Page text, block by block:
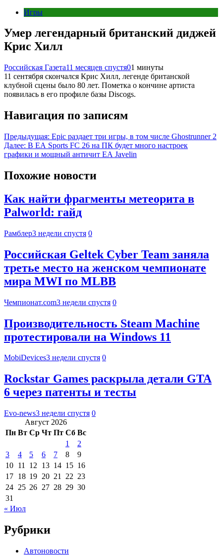
Игры
Умер легендарный британский диджей
Крис Хилл
Российская Газета11 месяцев спустя01 минуты
11 сентября скончался Крис Хилл, легенде британской
клубной сцены было 80 лет. Пометка о кончине артиста
появилась в его профиле базы Discogs.
Навигация по записям
Предыдущая: Epic раздает три игры, в том числе Ghostrunner 2
Далее: В EA Sports FC 26 на ПК будет много настроек
графики и мощный античит EA Javelin
Похожие новости
Как найти фрагменты метеорита в
Palworld: гайд
Рамблер3 недели спустя 0
Российская Geltek Cyber Team заняла
третье место на женском чемпионате
мира MWI по MLBB
Чемпионат.com3 недели спустя 0
Производительность Steam Machine
протестировали на Windows 11
MobiDevices3 недели спустя 0
Rockstar Games раскрыла детали GTA
6 через патенты и тесты
Evo-news3 недели спустя 0
Август 2026
Пн Вт Ср Чт Пт Сб Вс
1
2
3
4 5 6 7 8
9
10 11 12 13 14 15 16
17 18 19 20 21 22 23
24 25 26 27 28 29 30
31
« Июл
Рубрики
Автоновости